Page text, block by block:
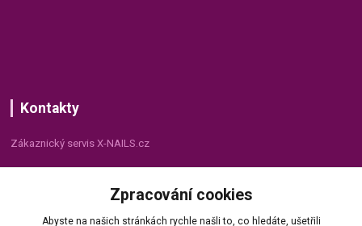
Kontakty
Zákaznický servis X-NAILS.cz
+420 735 055 075Zpracování cookies
Abyste na našich stránkách rychle našli to, co hledáte, ušetřili